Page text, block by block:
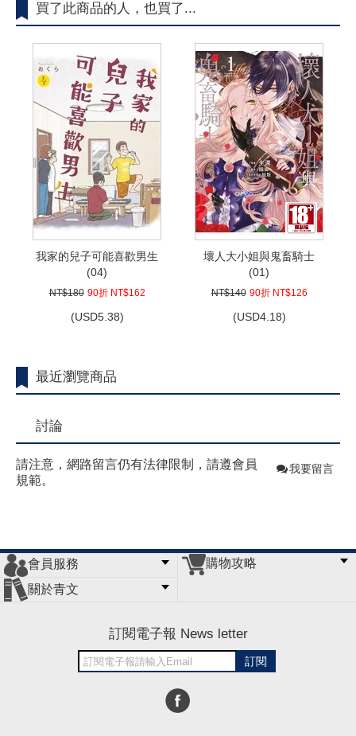
買了此商品的人，也買了...
我家的兒子可能喜歡男生
(04)
NT$180 90折 NT$162
(USD5.38)
壞人大小姐與鬼畜騎士
(01)
NT$140 90折 NT$126
(USD4.18)
最近瀏覽商品
討論
請注意，網路留言仍有法律限制，請遵會員
規範。
我要留言
會員服務
會員辦法
客服信箱
隱私條款
網站導覽
購物攻略
關於青文
訂閱電子報 News letter
訂閱